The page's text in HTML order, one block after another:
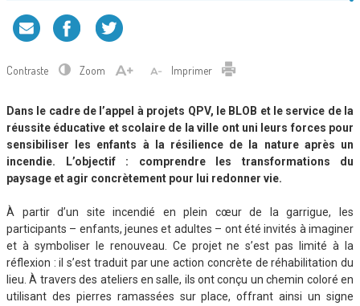
Contraste Zoom Imprimer
Dans le cadre de l’appel à projets QPV, le BLOB et le service de la
réussite éducative et scolaire de la ville ont uni leurs forces pour
sensibiliser les enfants à la résilience de la nature après un
incendie. L’objectif : comprendre les transformations du
paysage et agir concrètement pour lui redonner vie.
À partir d’un site incendié en plein cœur de la garrigue, les
participants – enfants, jeunes et adultes – ont été invités à imaginer
et à symboliser le renouveau. Ce projet ne s’est pas limité à la
réflexion : il s’est traduit par une action concrète de réhabilitation du
lieu. À travers des ateliers en salle, ils ont conçu un chemin coloré en
utilisant des pierres ramassées sur place, offrant ainsi un signe